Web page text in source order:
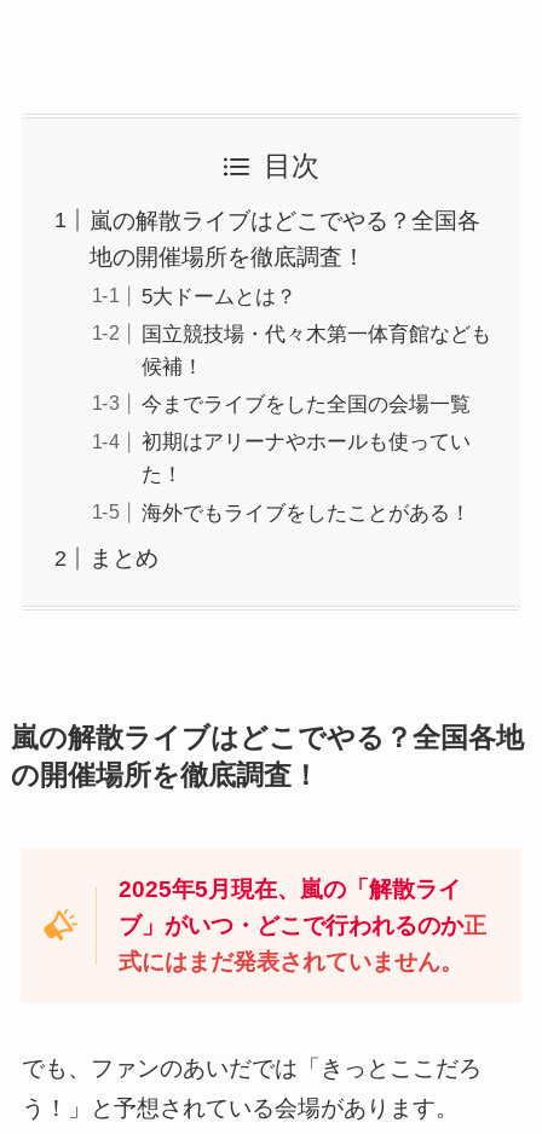
目次
嵐の解散ライブはどこでやる？全国各
地の開催場所を徹底調査！
5大ドームとは？
国立競技場・代々木第一体育館なども
候補！
今までライブをした全国の会場一覧
初期はアリーナやホールも使ってい
た！
海外でもライブをしたことがある！
まとめ
嵐の解散ライブはどこでやる？全国各地
の開催場所を徹底調査！
2025年5月現在、嵐の「解散ライ
ブ」がいつ・どこで行われるのか正
式にはまだ発表されていません。
でも、ファンのあいだでは「きっとここだろ
う！」と予想されている会場があります。